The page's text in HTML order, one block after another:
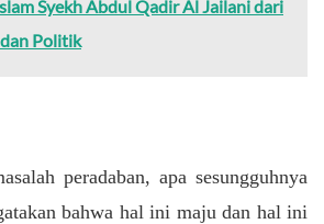
Syekh Abdul Qadir Al Jailani dari
dan Politik
peradaban, apa sesungguhnya
bahwa hal ini maju dan hal ini